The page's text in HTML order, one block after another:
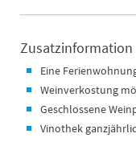
Zusatzinformation
Eine
Weinverkostung
Geschlossene
Vinothek